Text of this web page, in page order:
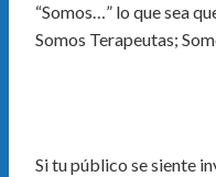
“Somos…” lo que sea
Somos Terapeutas;
Si tu público se siente